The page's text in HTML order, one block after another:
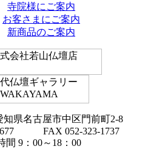
寺院様にご案内
お客さまにご案内
新商品のご案内
県名古屋市中区門前町2-8
0677 FAX 052-323-1737
間 9：00～18：00